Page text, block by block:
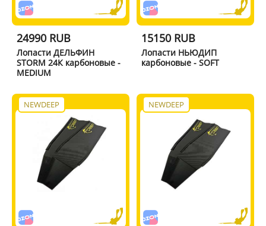
24990 RUB
Лопасти ДЕЛЬФИН
STORM 24К карбоновые -
MEDIUM
15150 RUB
Лопасти НЬЮДИП
карбоновые - SOFT
NEWDEEP NEWDEEP